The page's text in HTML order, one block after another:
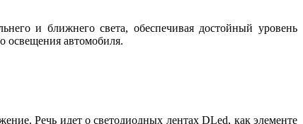
и ближнего света, обеспечивая достойный уровень
освещения автомобиля.
Речь идет о светодиодных лентах DLed, как элементе